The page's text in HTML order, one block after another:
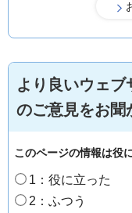
より良いウェブ
のご意見をお聞
このページの情報は役
1：役に立った
2：ふつう